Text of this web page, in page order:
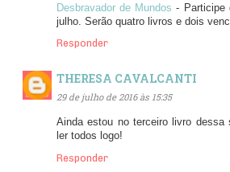
Desbravador de Mundos - Participe
julho. Serão quatro livros e dois
Responder
THERESA CAVALCANTI
29 de julho de 2016 às 15:35
Ainda estou no terceiro livro dessa
ler todos logo!
Responder